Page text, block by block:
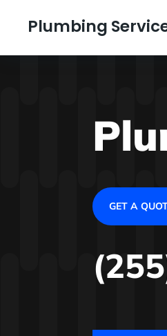
Plumbing
GET A